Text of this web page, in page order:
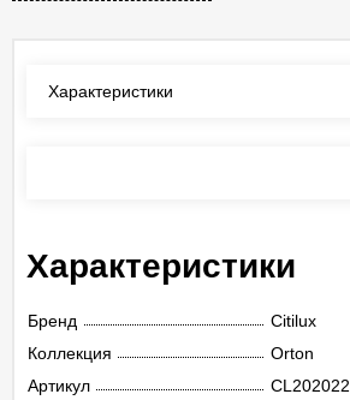
Характеристики
Характеристики
Бренд
Citilux
Коллекция
Orton
Артикул
CL202022